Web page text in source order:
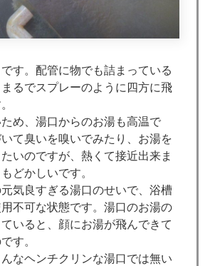
す。配管に物でも詰まっている
るでスプレーのように四方に飛
め、湯口からのお湯も高温で
て臭いを嗅いでみたり、お湯を
いのですが、熱くて接近出来ま
どかしいです。
気良すぎる湯口のせいで、浴槽
不可な状態です。湯口のお湯の
いると、顔にお湯が飛んできて
す。
なヘンチクリンな湯口では無い